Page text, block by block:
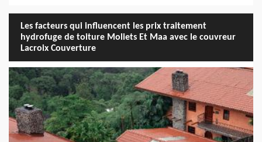
Les facteurs qui influencent les prix traitement
hydrofuge de toiture Moliets Et Maa avec le couvreur
Lacroix Couverture